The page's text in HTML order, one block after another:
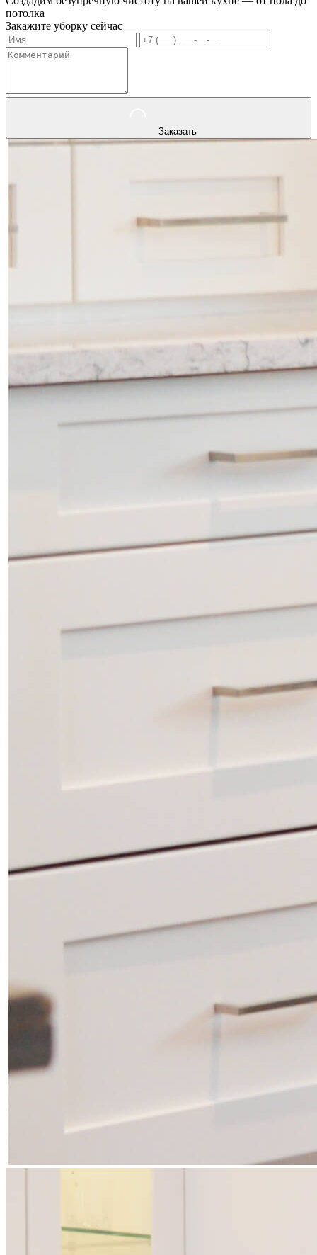
потолка
Закажите уборку сейчас
Заказать